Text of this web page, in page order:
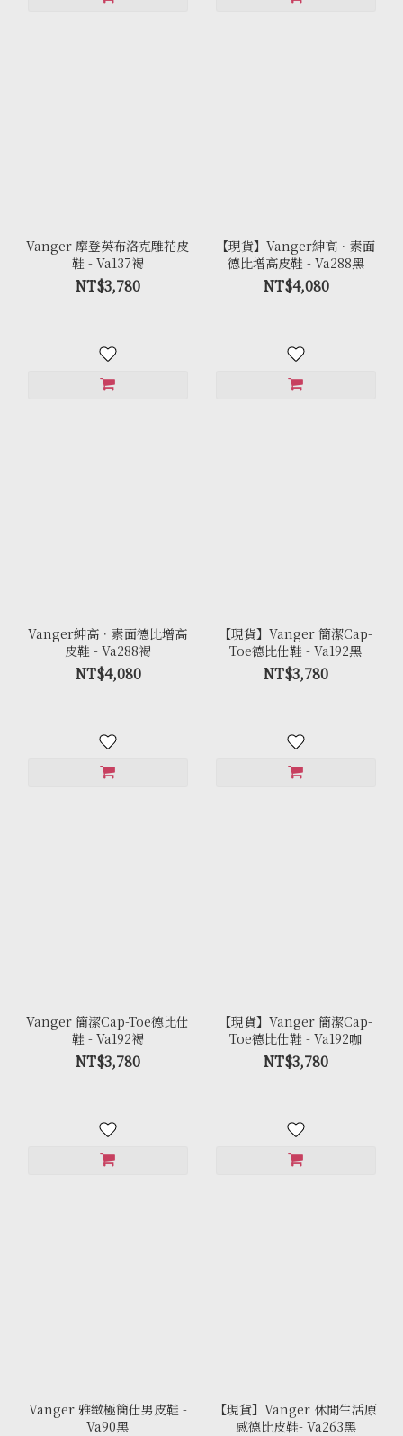
Vanger 摩登英布洛克雕花皮
鞋 - Va137褐
NT$3,780
【現貨】Vanger紳高．素面
德比增高皮鞋 - Va288黑
NT$4,080
Vanger紳高．素面德比增高
皮鞋 - Va288褐
NT$4,080
【現貨】Vanger 簡潔Cap-
Toe德比仕鞋 - Va192黑
NT$3,780
Vanger 簡潔Cap-Toe德比仕
鞋 - Va192褐
NT$3,780
【現貨】Vanger 簡潔Cap-
Toe德比仕鞋 - Va192咖
NT$3,780
Vanger 雅緻極簡仕男皮鞋 -
Va90黑
【現貨】Vanger 休閒生活原
感德比皮鞋- Va263黑